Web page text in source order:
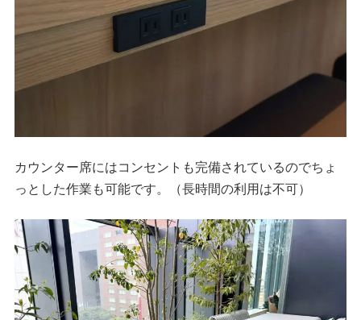
カウンター席にはコンセントも完備されているのでちょ
っとした作業も可能です。（長時間の利用は不可）